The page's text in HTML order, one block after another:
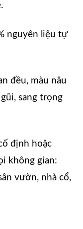
nguyên liệu tự
đều, màu nâu
sang trọng
định hoặc
không gian:
vườn, nhà cổ,